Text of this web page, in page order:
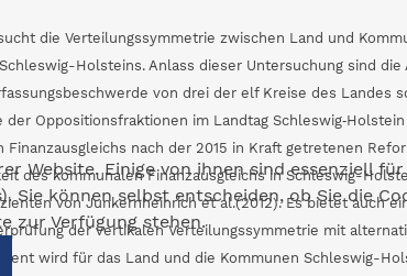
die Verteilungssymmetrie zwischen Land und
Holsteins. Anlass dieser Untersuchung sind
von drei der elf Kreise des Landes
Oppositionsfraktionen im Landtag
Finanzausgleichs nach der 2015 in Kraft getretenen
des kommunalen Finanzausgleichs in Schleswig-
von Junkernheinrich et al.(2012). Es bietet auch
der vertikalen Verteilungssymmetrie mit
wird für das Land und die Kommunen Schleswig-
Website. Einige von ihnen sind essenziell
Sie können selbst entscheiden, ob Sie die
zur Verfügung stehen.